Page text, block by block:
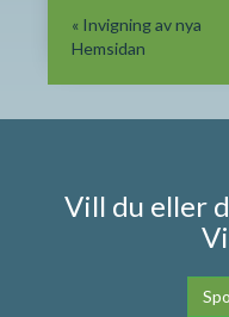
« Invigning av nya
Hemsidan
Vill du eller